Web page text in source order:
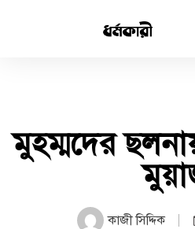
মুহম্মদের
কাজী সিদ্দিক